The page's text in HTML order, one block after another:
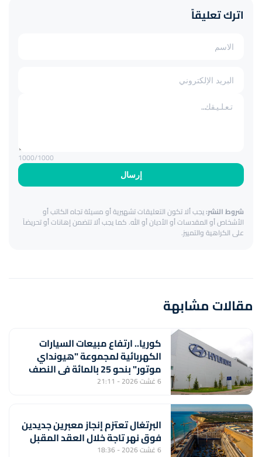
اترك تعليقاً
إرسال
1000/1000
شروط النشر:يجب ألا تكون التعليقات تشهيرية أو مسيئة تجاه الكاتب أو
الأشخاص أو المقدسات أو الأديان أو الله. كما يجب ألا تتضمن إهانات أو تحريضاً
على الكراهية والتمييز.
مقالات مشابهة
كوريا.. ارتفاع مبيعات السيارات
الكهربائية لمجموعة "هيونداي
موتور" بنحو 25 بالمائة في النصف
الأول من السنة
6 غشت 2026 - 21:11
البرتغال تعتزم إنجاز معبرين جديدين
فوق نهر تاجة خلال العقد المقبل
6 غشت 2026 - 18:36